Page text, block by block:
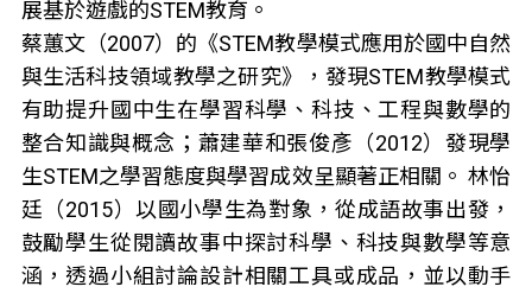
展基於遊戲的STEM教育。
蔡蕙文（2007）的《STEM教學模式應用於國中自然
與生活科技領域教學之研究》，發現STEM教學模式
有助提升國中生在學習科學、科技、工程與數學的
整合知識與概念；蕭建華和張俊彥（2012）發現學
生STEM之學習態度與學習成效呈顯著正相關。 林怡
廷（2015）以國小學生為對象，從成語故事出發，
鼓勵學生從閱讀故事中探討科學、科技與數學等意
涵，透過小組討論設計相關工具或成品，並以動手